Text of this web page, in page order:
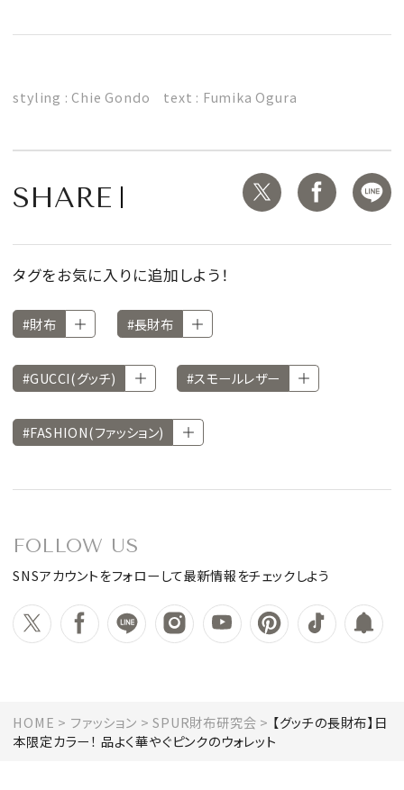
styling : Chie Gondo text : Fumika Ogura
SHARE
タグをお気に入りに追加しよう！
#財布 #長財布
#GUCCI(グッチ) #スモールレザー
#FASHION(ファッション)
FOLLOW US
SNSアカウントをフォローして最新情報をチェックしよう
HOME ファッション SPUR財布研究会
【グッチの長財布】日
本限定カラー！ 品よく華やぐピンクのウォレット